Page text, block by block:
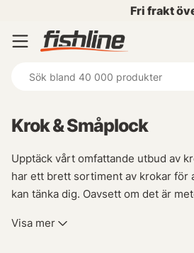
Fri frakt över
Krok & Småplock
Upptäck vårt omfattande utbud av
har ett brett sortiment av krokar för
kan tänka dig. Oavsett om det är
kommer du att hitta allt i denna
Visa mer